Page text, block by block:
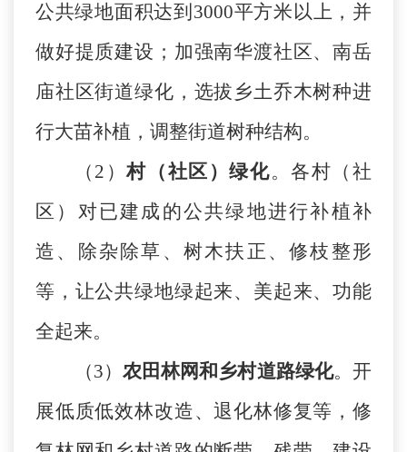
公共绿地面积达到 3000平方米以上，并
做好提质建设；加强南华渡社区、南岳
庙社区街道绿化，选拔乡土乔木树种进
行大苗补植，调整街道树种结构。
（ 2）村（社区）绿化。各村（社
区）对已建成的公共绿地进行补植补
造、除杂除草、树木扶正、修枝整形
等，让公共绿地绿起来、美起来、功能
全起来。
（3） 农田林网和乡村道路绿化。开
展低质低效林改造、退化林修复等，修